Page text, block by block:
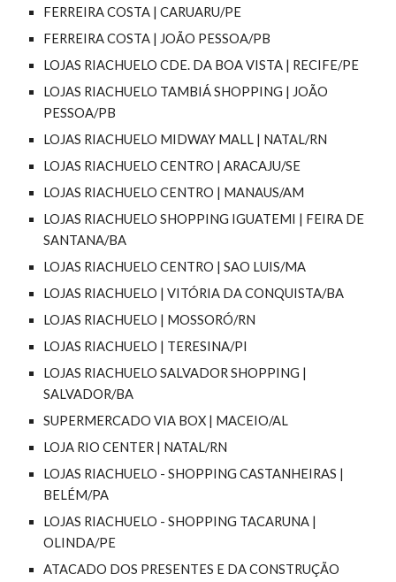
FERREIRA COSTA | CARUARU/PE
FERREIRA COSTA | JOÃO PESSOA/PB
LOJAS RIACHUELO CDE. DA BOA VISTA | RECIFE/PE
LOJAS RIACHUELO TAMBIÁ SHOPPING | JOÃO
PESSOA/PB
LOJAS RIACHUELO MIDWAY MALL | NATAL/RN
LOJAS RIACHUELO CENTRO | ARACAJU/SE
LOJAS RIACHUELO CENTRO | MANAUS/AM
LOJAS RIACHUELO SHOPPING IGUATEMI | FEIRA DE
SANTANA/BA
LOJAS RIACHUELO CENTRO | SAO LUIS/MA
LOJAS RIACHUELO | VITÓRIA DA CONQUISTA/BA
LOJAS RIACHUELO | MOSSORÓ/RN
LOJAS RIACHUELO | TERESINA/PI
LOJAS RIACHUELO SALVADOR SHOPPING |
SALVADOR/BA
SUPERMERCADO VIA BOX | MACEIO/AL
LOJA RIO CENTER | NATAL/RN
LOJAS RIACHUELO - SHOPPING CASTANHEIRAS |
BELÉM/PA
LOJAS RIACHUELO - SHOPPING TACARUNA |
OLINDA/PE
ATACADO DOS PRESENTES E DA CONSTRUÇÃO